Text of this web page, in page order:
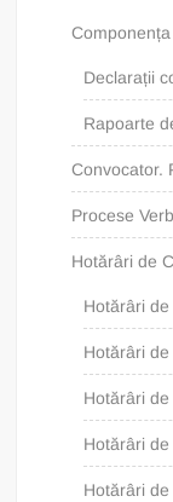
Declarații
Rapoarte
Convocator.
Procese
Hotărâri de
Hotărâri
Hotărâri
Hotărâri
Hotărâri
Hotărâri